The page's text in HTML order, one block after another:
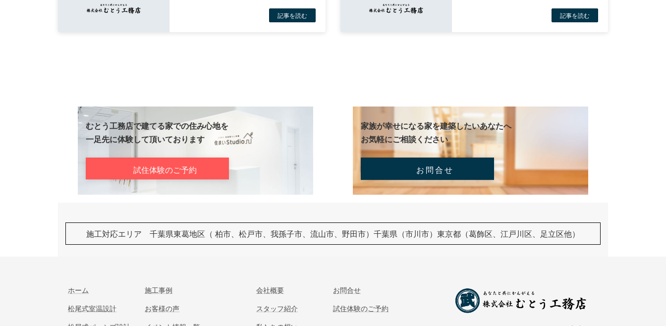
記事を読む 記事を読む
むとう工務店で建てる家での住み心地を
一足先に体験して頂いております
試住体験のご予約
家族が幸せになる家を建築したいあなたへ
お気軽にご相談ください
お問合せ
施工対応エリア 千葉県東葛地区（ 柏市、松戸市、我孫子市、流山市、野田市）千葉県（市川市）東京都（葛飾区、江戸川区、足立区他）
ホーム
松尾式室温設計
施工事例
お客様の声
会社概要
スタッフ紹介
お問合せ
試住体験のご予約